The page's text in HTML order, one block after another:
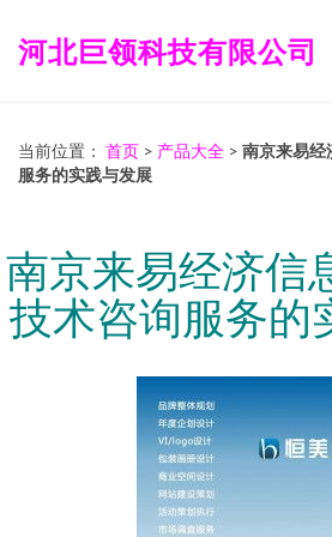
河北巨领科技有限公司
当前位置： 首页 > 产品大全 > 南京来易经
服务的实践与发展
南京来易经济信
技术咨询服务的